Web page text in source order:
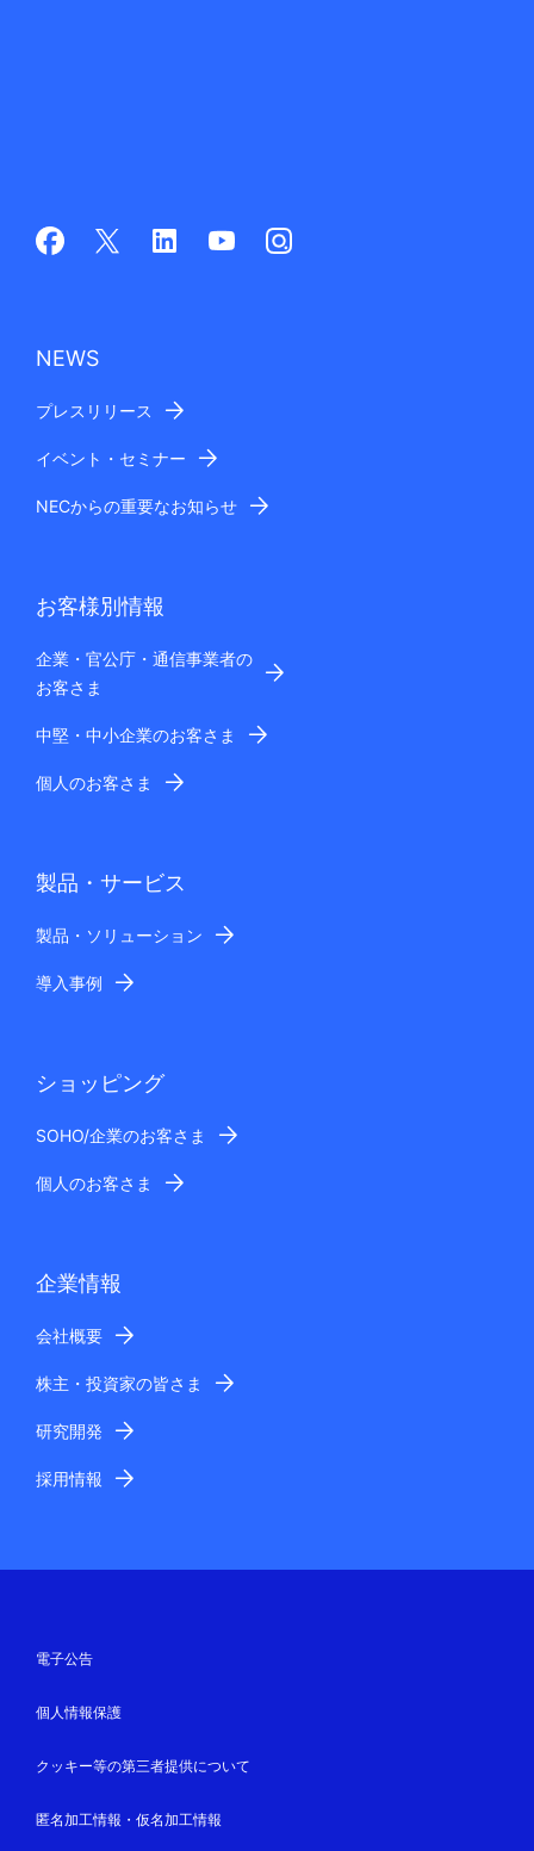
NEWS
プレスリリース
イベント・セミナー
NECからの重要なお知らせ
お客様別情報
企業・官公庁・通信事業者の
お客さま
中堅・中小企業のお客さま
個人のお客さま
製品・サービス
製品・ソリューション
導入事例
ショッピング
SOHO/企業のお客さま
個人のお客さま
企業情報
会社概要
株主・投資家の皆さま
研究開発
採用情報
電子公告
個人情報保護
クッキー等の第三者提供について
匿名加工情報・仮名加工情報